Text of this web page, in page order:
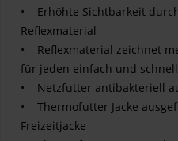
• Erhöhte Sichtbarkeit
Reflexmaterial
• Reflexmaterial zeichnet
für jeden einfach und
• Netzfutter antibakteriell
• Thermofutter Jacke
Freizeitjacke